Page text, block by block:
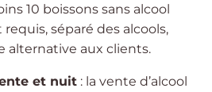
10 boissons sans alcool
séparé des alcools,
alternative aux clients.
et nuit : la vente d’alcool